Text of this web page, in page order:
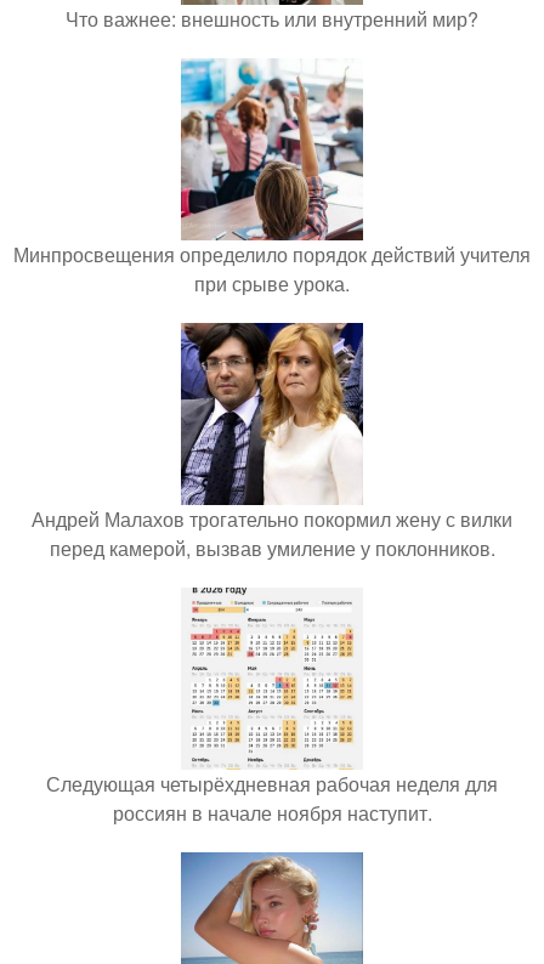
Что важнее: внешность или внутренний мир?
Минпросвещения определило порядок действий учителя
при срыве урока.
Андрей Малахов трогательно покормил жену с вилки
перед камерой, вызвав умиление у поклонников.
Следующая четырёхдневная рабочая неделя для
россиян в начале ноября наступит.